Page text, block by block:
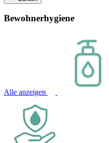
Bewohnerhygiene
Alle anzeigen